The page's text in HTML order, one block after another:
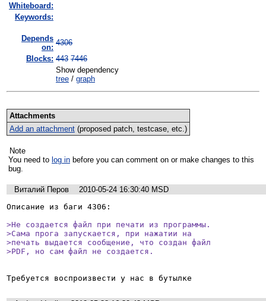
Whiteboard:
Keywords:
Depends
on:
4306
Blocks: 443 7446
Show dependency
tree / graph
Attachments
Add an attachment(proposed patch, testcase, etc.)
Note
You need to log in
bug.
Виталий Перов
2010-05-24 16:30:40 MSD
Описание из баги 4306:
>Не создается файл при печати из программы.
>Сама прога запускается, при нажатии на
>печать выдается сообщение, что создан файл
>PDF, но сам файл не создается.
Требуется воспроизвести у нас в бутылке